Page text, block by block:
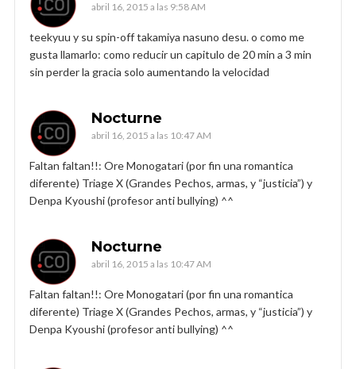
abril 16, 2015 a las 9:58 AM
teekyuu y su spin-off takamiya nasuno desu. o como me
gusta llamarlo: como reducir un capitulo de 20 min a 3 min
sin perder la gracia solo aumentando la velocidad
Nocturne
abril 16, 2015 a las 10:47 AM
Faltan faltan!!: Ore Monogatari (por fin una romantica
diferente) Triage X (Grandes Pechos, armas, y “justicia”) y
Denpa Kyoushi (profesor anti bullying) ^^
Nocturne
abril 16, 2015 a las 10:47 AM
Faltan faltan!!: Ore Monogatari (por fin una romantica
diferente) Triage X (Grandes Pechos, armas, y “justicia”) y
Denpa Kyoushi (profesor anti bullying) ^^